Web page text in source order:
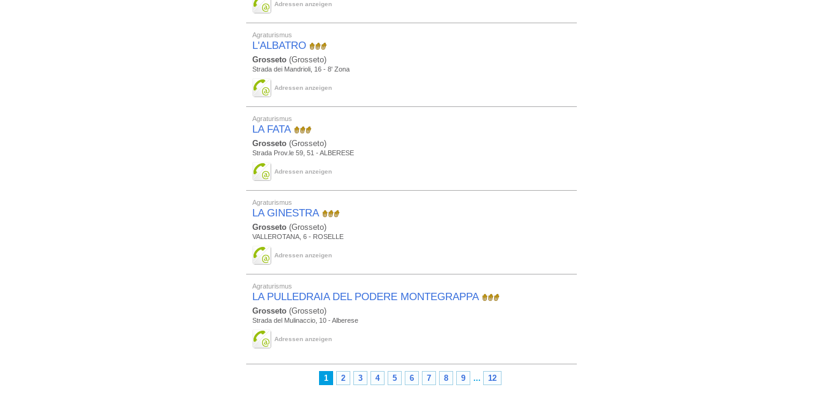
Adressen anzeigen
Agraturismus
L'ALBATRO
Grosseto (Grosseto)
Strada dei Mandrioli, 16 - 8' Zona
Adressen anzeigen
Agraturismus
LA FATA
Grosseto (Grosseto)
Strada Prov.le 59, 51 - ALBERESE
Adressen anzeigen
Agraturismus
LA GINESTRA
Grosseto (Grosseto)
VALLEROTANA, 6 - ROSELLE
Adressen anzeigen
Agraturismus
LA PULLEDRAIA DEL PODERE MONTEGRAPPA
Grosseto (Grosseto)
Strada del Mulinaccio, 10 - Alberese
Adressen anzeigen
1 2 3 4 5 6 7 8 9 ... 12